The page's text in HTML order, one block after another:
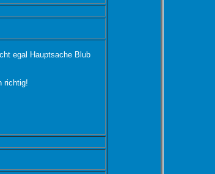
egal Hauptsache Blub
richtig!